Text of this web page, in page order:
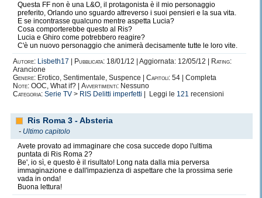
Questa FF non è una L&O, il protagonista è il mio personaggio
preferito, Orlando uno sguardo attreverso i suoi pensieri e la sua vita.
E se incontrasse qualcuno mentre aspetta Lucia?
Cosa comporterebbe questo al Ris?
Lucia e Ghiro come potrebbero reagire?
C'è un nuovo personaggio che animerà decisamente tutte le loro vite.
Autore: Lisbeth17 Pubblicata: 18/01/12 | Aggiornata: 12/05/12 |
Rating:
Arancione
Genere: Erotico, Sentimentale, Suspence | Capitoli: 54 | Completa
Note: OOC, What if? | Avvertimenti: Nessuno
Categoria: Serie TV > RIS Delitti imperfetti | Leggi le 121 recensioni
Ris Roma 3 - Absteria
- Ultimo capitolo
Avete provato ad immaginare che cosa succede dopo l'ultima
puntata di Ris Roma 2?
Be', io sì, e questo è il risultato! Long nata dalla mia perversa
immaginazione e dall'impazienza di aspettare che la prossima serie
vada in onda!
Buona lettura!